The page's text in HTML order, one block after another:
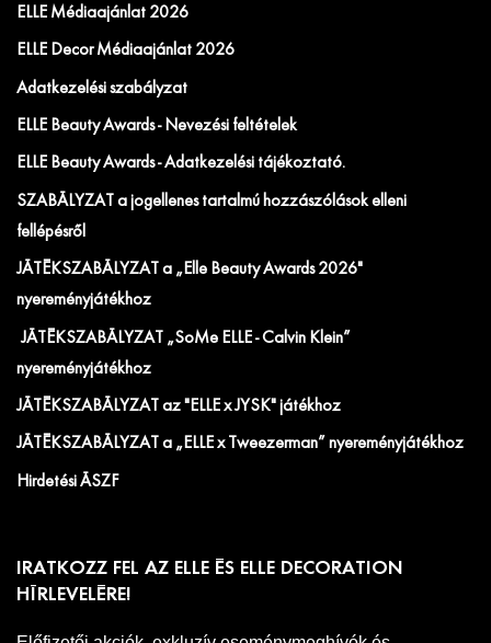
ELLE Médiaajánlat 2026
ELLE Decor Médiaajánlat 2026
Adatkezelési szabályzat
ELLE Beauty Awards - Nevezési feltételek
ELLE Beauty Awards - Adatkezelési tájékoztató.
SZABÁLYZAT a jogellenes tartalmú hozzászólások elleni
fellépésről
JÁTÉKSZABÁLYZAT a „Elle Beauty Awards 2026"
nyereményjátékhoz
JÁTÉKSZABÁLYZAT „SoMe ELLE - Calvin Klein”
nyereményjátékhoz
JÁTÉKSZABÁLYZAT az "ELLE x JYSK" játékhoz
JÁTÉKSZABÁLYZAT a „ELLE x Tweezerman” nyereményjátékhoz
Hirdetési ÁSZF
IRATKOZZ FEL AZ ELLE ÉS ELLE DECORATION
HÍRLEVELÉRE!